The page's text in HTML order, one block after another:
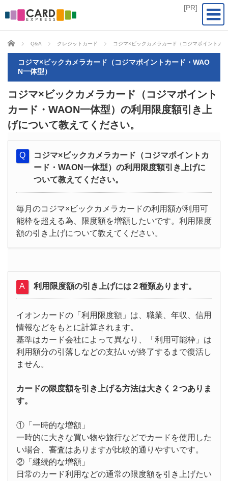
CARD EXPRESS
Q&A クレジットカード コジマ×ビックカメラカード（コジマポイントカ
コジマ×ビックカメラカード（コジマポイントカード・WAO
N一体型）
コジマ×ビックカメラカード（コジマポイント
カード・WAON一体型）の利用限度額引き上
げについて教えてください。
コジマ×ビックカメラカード（コジマポイントカ
ード・WAON一体型）の利用限度額引き上げに
ついて教えてください。
毎月のコジマ×ビックカメラカードの利用額が利用可
能枠を超える為、限度額を増額したいです。利用限度
額の引き上げについて教えてください。
利用限度額の引き上げには２種類あります。
イオンカードの「利用限度額」は、職業、年収、信用
情報などをもとに計算されます。
基準はカード会社によって異なり、「利用可能枠」は
利用額分の引落しなどの支払いが終了するまで復活し
ません。
カードの限度額を引き上げる方法は大きく２つありま
す。
①「一時的な増額」
一時的に大きな買い物や旅行などでカードを使用した
い場合、審査はありますが比較的通りやすいです。
②「継続的な増額」
日常のカード利用などの通常の限度額を引き上げたい